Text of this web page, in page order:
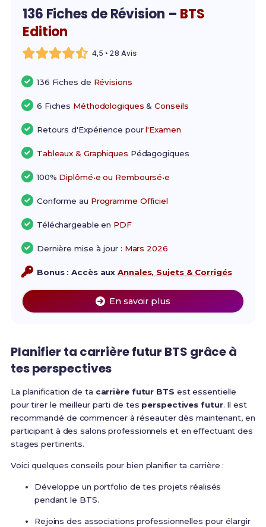
136 Fiches de Révision – BTS
Edition
4,5 • 28 Avis
136 Fiches de Révisions
6 Fiches Méthodologiques &Conseils
Retours d'Expérience pourl'Examen
Tableaux & Graphiques Pédagogiques
100% Diplômé•e ou Remboursé•e
Conforme au Programme Officiel
Téléchargeable en PDF
Dernière mise à jour : Mars 2026
Bonus : Accès auxAnnales, Sujets & Corrigés
En savoir plus
Planifier ta carrière futur BTS grâce à
tesperspectives
La planification de ta carrière futur BTS est essentielle
pour tirer le meilleur parti de tes perspectives futur. Il est
recommandé de commencer à réseauter dès maintenant, en
participant à des salons professionnels et en effectuant des
stages pertinents.
Voici quelques conseils pour bien planifier ta carrière :
Développe un portfolio de tes projets réalisés
pendant le BTS.
Rejoins des associations professionnelles pour élargir